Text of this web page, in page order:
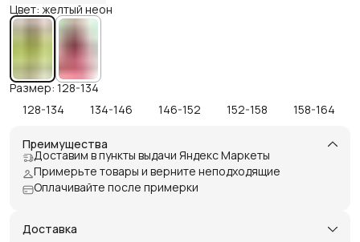
Цвет: желтый неон
Размер: 128-134
128-134
134-146 146-152 152-158 158-164
Преимущества
Доставим в пункты выдачи Яндекс Маркеты
Примерьте товары и верните неподходящие
Оплачивайте после примерки
Доставка